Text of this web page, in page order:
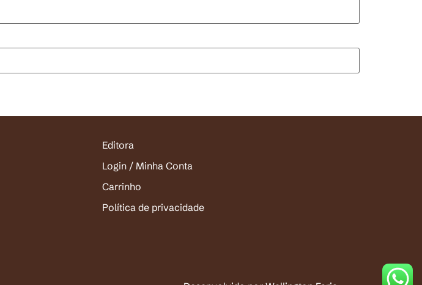
Editora
Login / Minha Conta
Carrinho
Política de privacidade